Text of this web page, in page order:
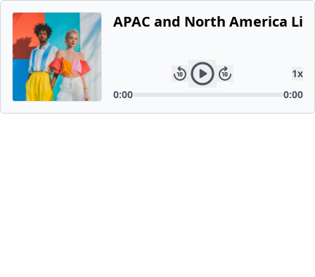
APAC and North America
1x
0:00
0:00